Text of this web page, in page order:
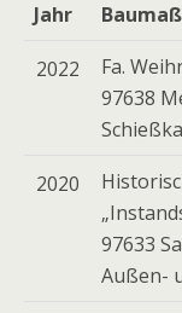
Jahr
2022
Fa.
97638
2020
97633
Außen-